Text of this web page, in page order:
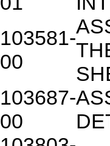
103581-
00
103687-
00